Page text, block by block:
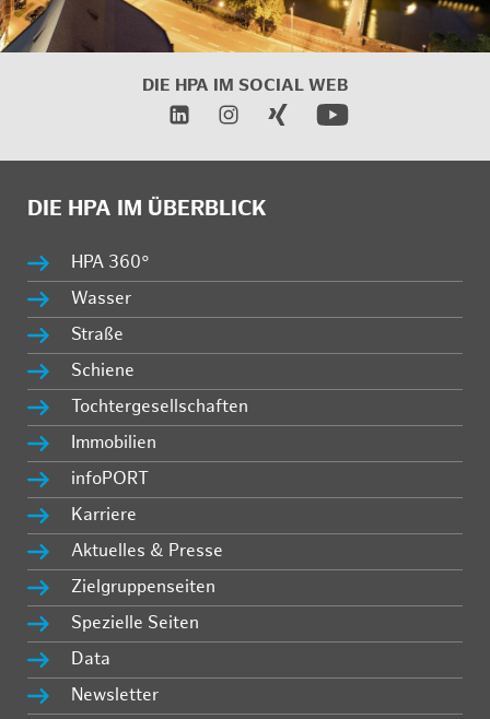
DIE HPA IM SOCIAL WEB
DIE HPA IM ÜBERBLICK
HPA 360°
Wasser
Straße
Schiene
Tochtergesellschaften
Immobilien
infoPORT
Karriere
Aktuelles & Presse
Zielgruppenseiten
Spezielle Seiten
Data
Newsletter